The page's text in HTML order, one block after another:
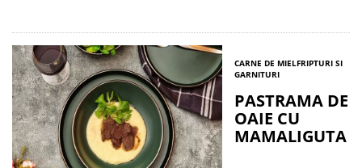
CARNE DE MIELFRIPTURI SI
GARNITURI
PASTRAMA DE
OAIE CU
MAMALIGUTA